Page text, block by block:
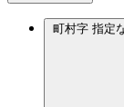
町村字 指定